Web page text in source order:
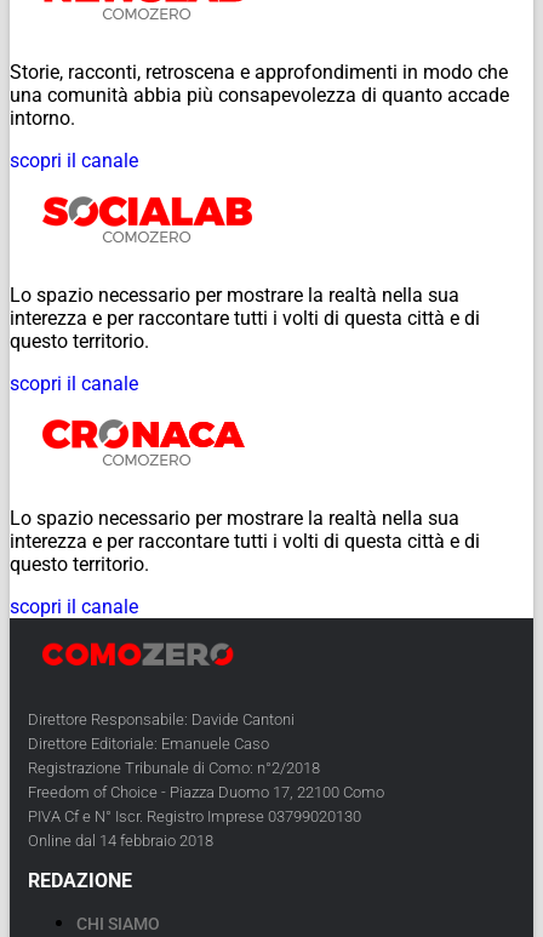
Storie, racconti, retroscena e approfondimenti in modo che
una comunità abbia più consapevolezza di quanto accade
intorno.
scopri il canale
Lo spazio necessario per mostrare la realtà nella sua
interezza e per raccontare tutti i volti di questa città e di
questo territorio.
scopri il canale
Lo spazio necessario per mostrare la realtà nella sua
interezza e per raccontare tutti i volti di questa città e di
questo territorio.
scopri il canale
Direttore Responsabile: Davide Cantoni
Direttore Editoriale: Emanuele Caso
Registrazione Tribunale di Como: n°2/2018
Freedom of Choice - Piazza Duomo 17, 22100 Como
PIVA Cf e N° Iscr. Registro Imprese 03799020130
Online dal 14 febbraio 2018
REDAZIONE
CHI SIAMO